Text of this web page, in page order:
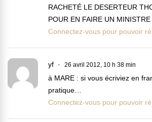
RACHETÉ LE DESERTEUR
POUR EN FAIRE UN MINISTRE
Connectez-vous pour pouvoir
yf 26 avril 2012, 10 h 38 min
à MARE : si vous écriviez en
pratique…
Connectez-vous pour pouvoir